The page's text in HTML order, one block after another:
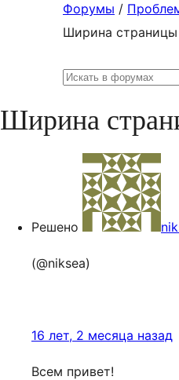
Форумы /
Ширина страницы
Поиск:
Ширина
Решено
(@niksea)
16 лет, 2 месяца назад
Всем привет!